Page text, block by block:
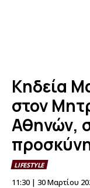
Κηδεία
στον
Αθηνών,
LIFESTYLE
11:30 | 30 Μαρτίου